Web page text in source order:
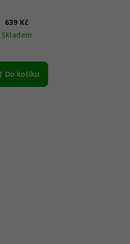
639 Kč
Skladem
Do košíku